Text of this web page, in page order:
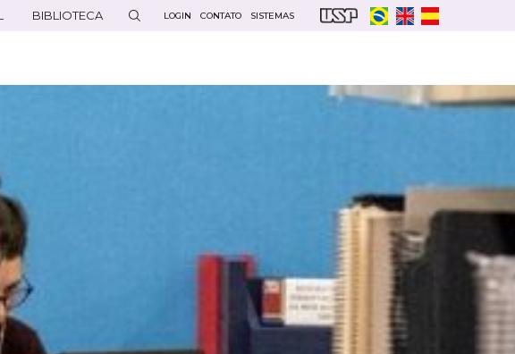
BIBLIOTECA LOGIN CONTATO SISTEMAS